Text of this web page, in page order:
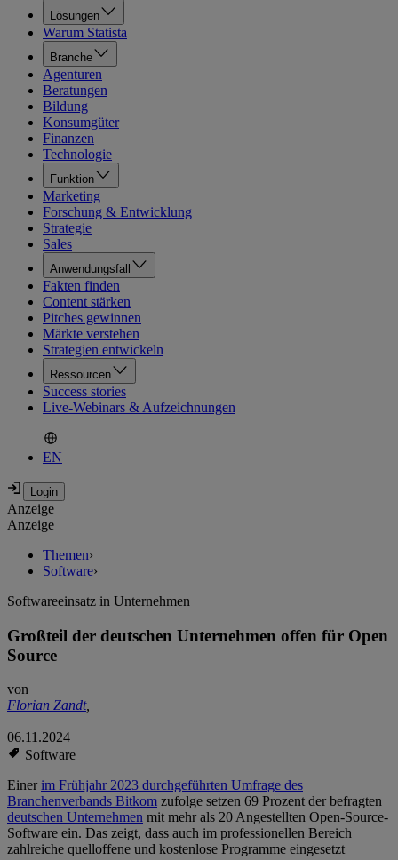
Lösungen
Warum Statista
Branche
Agenturen
Beratungen
Bildung
Konsumgüter
Finanzen
Technologie
Funktion
Marketing
Forschung & Entwicklung
Strategie
Sales
Anwendungsfall
Fakten finden
Content stärken
Pitches gewinnen
Märkte verstehen
Strategien entwickeln
Ressourcen
Success stories
Live-Webinars & Aufzeichnungen
EN
Anzeige
Anzeige
Themen›
Software›
Softwareeinsatz in Unternehmen
Großteil der deutschen Unternehmen offen für Open
Source
von
Florian Zandt,
06.11.2024
Software
Einerim Frühjahr 2023 durchgeführten Umfrage des
Branchenverbands Bitkom zufolge setzen 69 Prozent der befragten
deutschen Unternehmen mit mehr als 20 Angestellten Open-Source-
Software ein. Das zeigt, dass auch im professionellen Bereich
zahlreiche quelloffene und kostenlose Programme eingesetzt